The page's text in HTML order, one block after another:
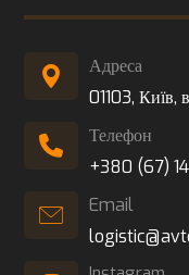
Адреса
01103, Київ,
Телефон
+380 (67)
Email